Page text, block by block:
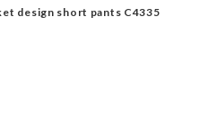
design short pants C4335